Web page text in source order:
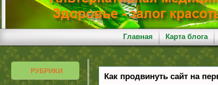
Главная Карта блога
РУБРИКИ
Как продвинуть сайт на